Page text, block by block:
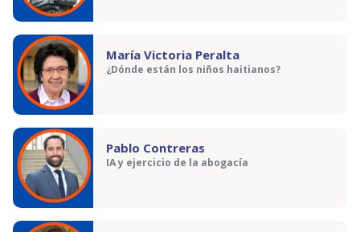
María Victoria Peralta
¿Dónde están los niños haitianos?
Pablo Contreras
IA y ejercicio de la abogacía